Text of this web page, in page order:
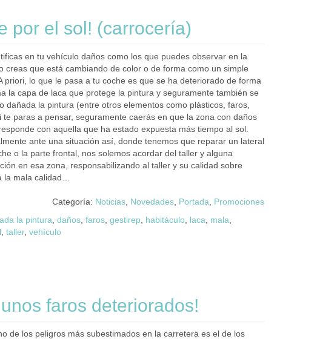
por el sol! (carrocería)
en tu vehículo daños como los que puedes observar en la
creas que está cambiando de color o de forma como un simple
priori, lo que le pasa a tu coche es que se ha deteriorado de forma
la capa de laca que protege la pintura y seguramente también se
dañada la pintura (entre otros elementos como plásticos, faros,
te paras a pensar, seguramente caerás en que la zona con daños
con aquella que ha estado expuesta más tiempo al sol.
ante una situación así, donde tenemos que reparar un lateral
o la parte frontal, nos solemos acordar del taller y alguna
en esa zona, responsabilizando al taller y su calidad sobre
mala calidad…
Categoría: Noticias Novedades Portada
Promociones
la pintura daños faros gestirep habitáculo laca mala
taller, vehículo
faros deteriorados!
de los peligros más subestimados en la carretera es el de los